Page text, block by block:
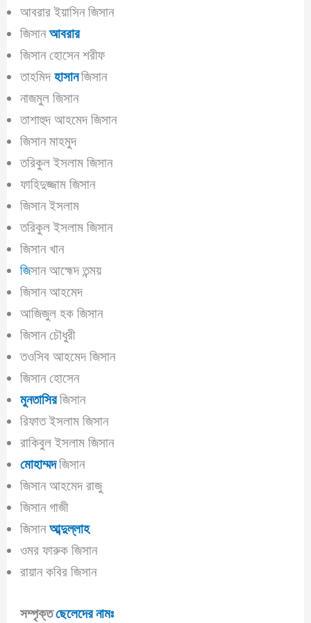
আবরার ইয়াসিন জিসান
জিসানআবরার
জিসান হোসেন শরীফ
তাহমিদহাসানজিসান
নাজমুল জিসান
তাশাহুদ আহমেদ জিসান
জিসান মাহমুদ
তরিকুল ইসলাম জিসান
ফাহিদুজ্জাম জিসান
জিসান ইসলাম
তরিকুল ইসলাম জিসান
জিসান খান
জিসান আহ্মেদ তন্ময়
জিসান আহমেদ
আজিজুল হক জিসান
জিসান চৌধুরী
তওসিব আহমেদ জিসান
জিসান হোসেন
মুনতাসিরজিসান
রিফাত ইসলাম জিসান
রাকিবুল ইসলাম জিসান
মোহাম্মদজিসান
জিসান আহমেদ রাজু
জিসান গাজী
জিসানআব্দুল্লাহ
ওমর ফারুক জিসান
রায়ান কবির জিসান
সম্পৃক্তছেলেদের নামঃ